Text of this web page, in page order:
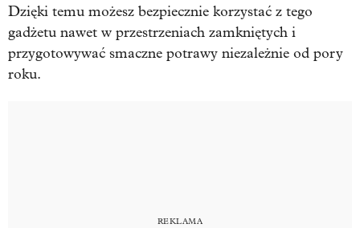
Dzięki temu możesz bezpiecznie korzystać z tego
gadżetu nawet w przestrzeniach zamkniętych i
przygotowywać smaczne potrawy niezależnie od pory
roku.